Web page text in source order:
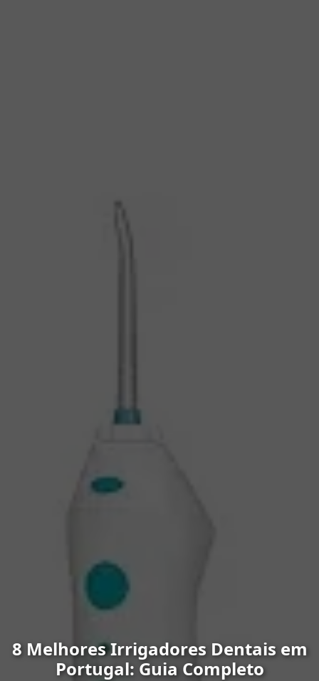
8 Melhores Irrigadores Dentais em
Portugal: Guia Completo